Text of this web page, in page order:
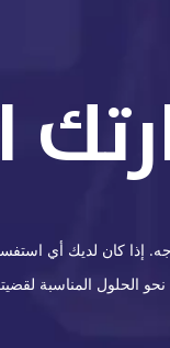
إذا كان لديك أي
الحلول المناسبة